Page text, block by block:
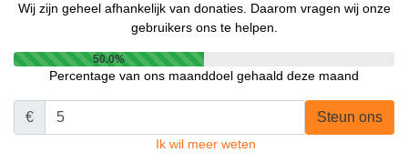
Wij zijn geheel afhankelijk van donaties. Daarom vragen wij onze
gebruikers ons te helpen.
50.0%
Percentage van ons maanddoel gehaald deze maand
€ Steun ons
Ik wil meer weten